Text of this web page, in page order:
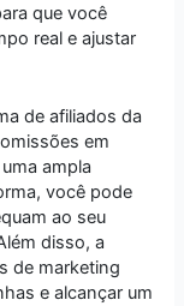
que você
real e ajustar
de afiliados da
em
ampla
você pode
ao seu
disso, a
de marketing
e alcançar um